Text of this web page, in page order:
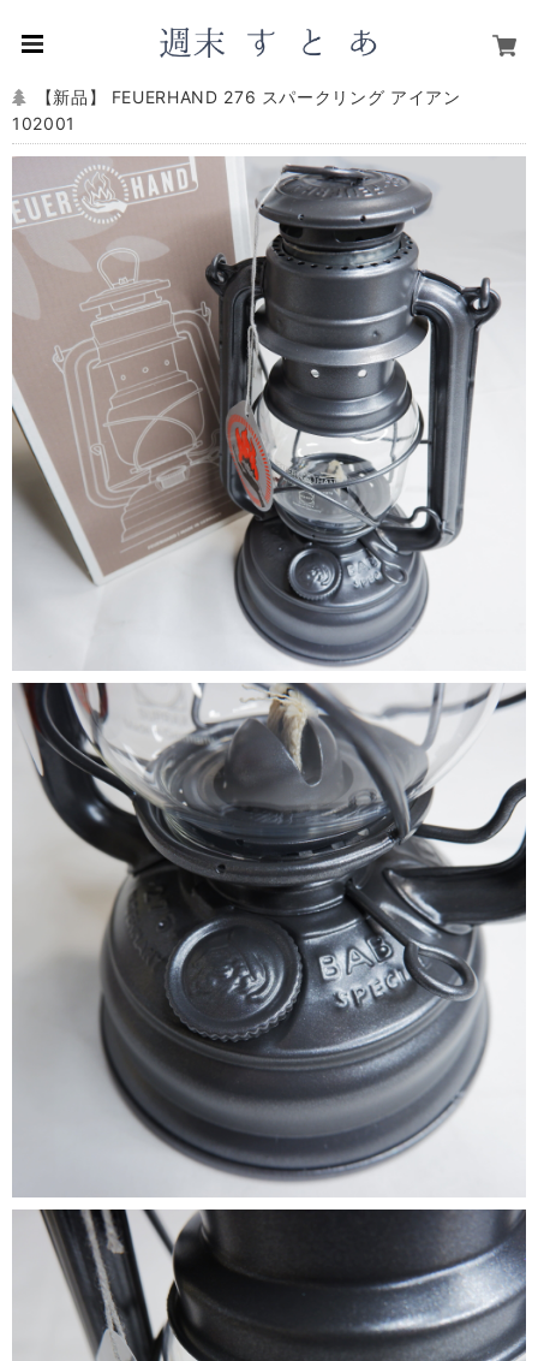
【新品】 FEUERHAND 276 スパークリング アイアン
102001